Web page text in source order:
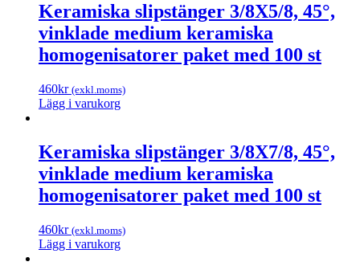
Keramiska slipstänger 3/8X5/8, 45°,
vinklade medium keramiska
homogenisatorer paket med 100 st
460kr (exkl.moms)
Lägg i varukorg
Keramiska slipstänger 3/8X7/8, 45°,
vinklade medium keramiska
homogenisatorer paket med 100 st
460kr (exkl.moms)
Lägg i varukorg